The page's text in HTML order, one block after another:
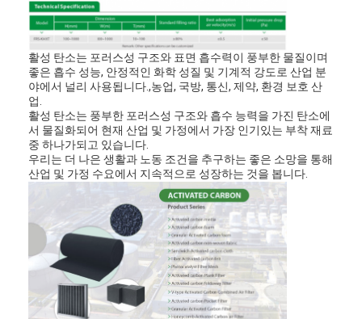
활성 탄소는 포러스성 구조와 표면 흡수력이 풍부한 물질이며
좋은 흡수 성능, 안정적인 화학 성질 및 기계적 강도로 산업 분
야에서 널리 사용됩니다.,농업, 국방, 통신, 제약, 환경 보호 산
업.
활성 탄소는 풍부한 포러스성 구조와 흡수 능력을 가진 탄소에
서 물질화되어 현재 산업 및 가정에서 가장 인기있는 부착 재료
중 하나가되고 있습니다.
우리는 더 나은 생활과 노동 조건을 추구하는 좋은 소망을 통해
산업 및 가정 수요에서 지속적으로 성장하는 것을 봅니다.